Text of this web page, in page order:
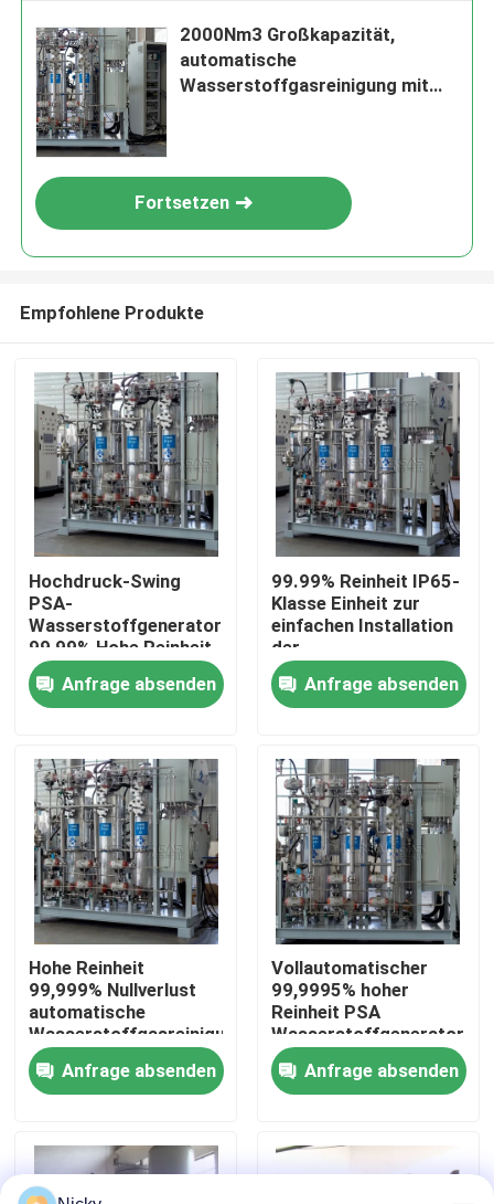
Zu Hause
Produkte
Über uns
Werksbesichtigung
Qualitätskontrolle
Kontakt mit uns
Neuigkeiten
Bitte um ein Angebot
Hoher Reinheitsgrad-Stickstoff-Generator
2000Nm3 Großkapazität,
automatische
Wasserstoffgasreinigung mit
Fortsetzen
Empfohlene Produkte
Hochdruck-Swing
PSA-
Wasserstoffgenerator
99,99% Hohe Reinheit
Anfrage absenden
99.99% Reinheit IP65-
Klasse Einheit zur
einfachen Installation
der
Wasserstoffgasreinigung
Anfrage absenden
Hohe Reinheit
99,999% Nullverlust
automatische
Wasserstoffgasreinigungseinheit
Anfrage absenden
Vollautomatischer
99,9995% hoher
Reinheit PSA
Wasserstoffgenerator
Einfache Installation
Anfrage absenden